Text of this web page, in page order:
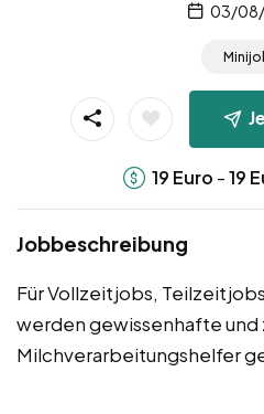
03/
19 Euro -19
Jobbeschreibung
Für Vollzeitjobs,
werden gewissenhafte und
Milchverarbeitungshelfer